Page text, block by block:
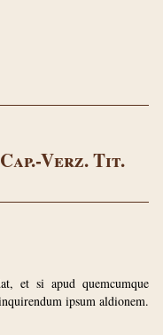
Verz. Tit.
et si apud quemcumque
ipsum aldionem.